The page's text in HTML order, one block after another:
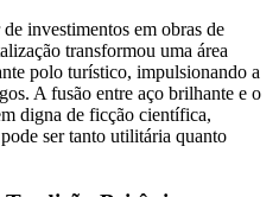
investimentos em obras de
transformou uma área
polo turístico, impulsionando a
A fusão entre aço brilhante e o
digna de ficção científica,
ser tanto utilitária quanto